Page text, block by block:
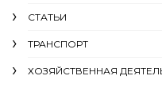
СТАТЬИ
ТРАНСПОРТ
ХОЗЯЙСТВЕННАЯ